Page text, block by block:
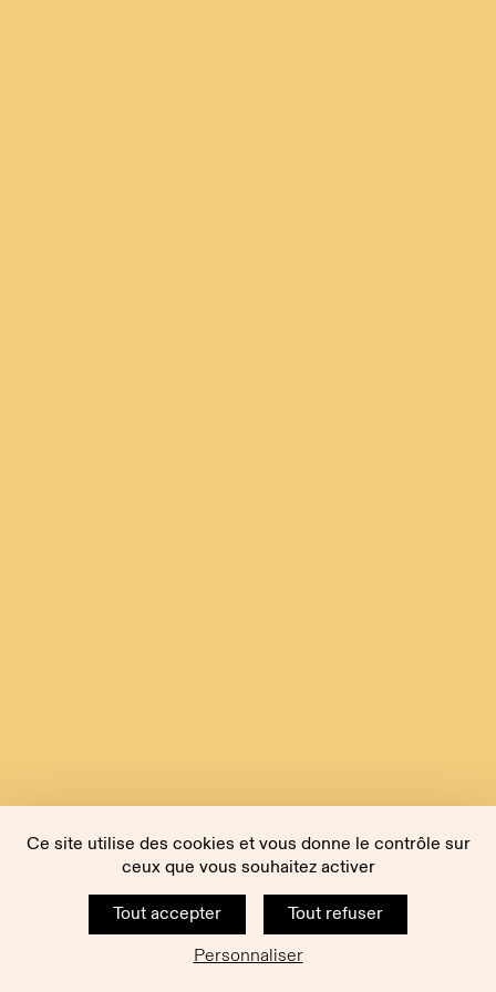
Ce site utilise des cookies et vous donne le contrôle sur
ceux que vous souhaitez activer
Tout accepter
Tout refuser
Personnaliser